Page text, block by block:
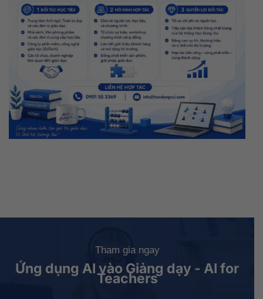
Tham gia ngay
Ứng dụng AI vào Giảng dạy - AI for
Teachers